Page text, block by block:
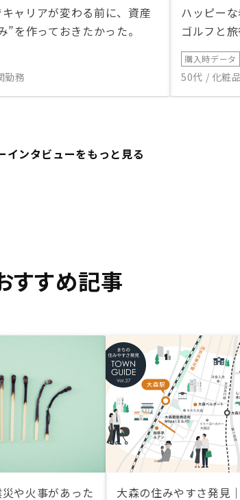
ャリアが変わる前に、資産
”を作っておきたかった。
勤務
ハッピー
ゴルフと
購入時データ
50代 / 化粧
インタビューをもっと見る
すすめ記事
や火事があった
大森の住みやすさ発見